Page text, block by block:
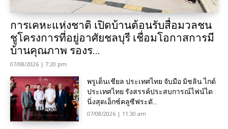
การเคหะแห่งชาติ เปิดบ้านต้อนรับสื่อมวลชน
ชูโครงการที่อยู่อาศัยชลบุรี เชื่อมโอกาสการมี
บ้านคุณภาพ รองร...
07/08/2026 | 7:20 pm
พรูเด็นเชียล ประเทศไทย จับมือ มิชลิน ไกด์
ประเทศไทย รังสรรค์ประสบการณ์ไฟน์ได
นิ่งสุดเอ็กซ์คลูซีฟระดั...
07/08/2026 | 11:30 am